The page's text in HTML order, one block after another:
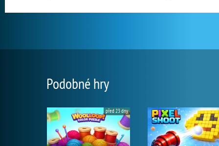
Podobné hry
před 23 dny